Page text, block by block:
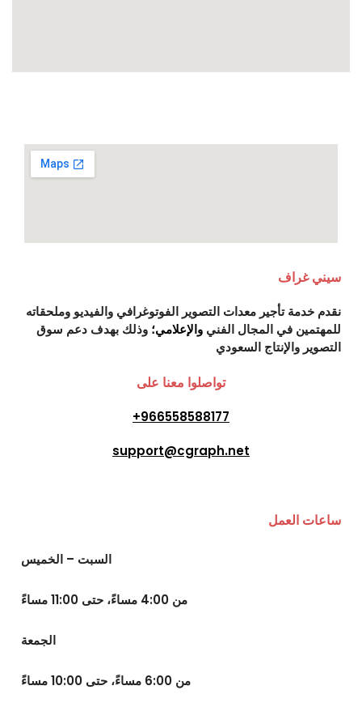
سيني غراف
نقدم خدمة تأجير معدات التصوير الفوتوغرافي والفيديو وملحقاته
للمهتمين في المجال الفني والإعلامي؛ وذلك بهدف دعم سوق
التصوير والإنتاج السعودي
تواصلوا معنا على
966558588177+
support@cgraph.net
ساعات العمل
السبت – الخميس
من 4:00 مساءً، حتى 11:00 مساءً
الجمعة
من 6:00 مساءً، حتى 10:00 مساءً